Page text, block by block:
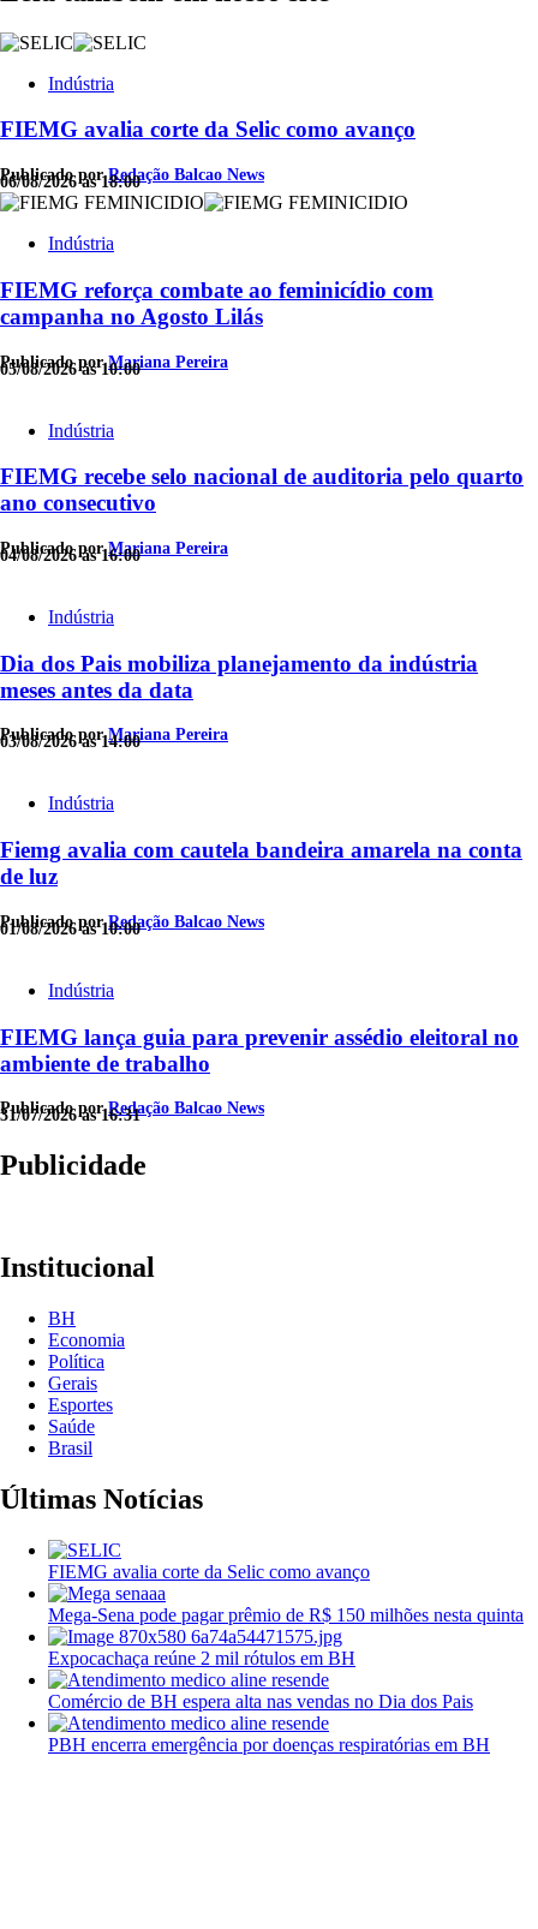
Indústria
FIEMG avalia corte da Selic como avanço
Publicado porRedação Balcao News
06/08/2026 às 18:00
Indústria
FIEMG reforça combate ao feminicídio com
campanha no Agosto Lilás
Publicado porMariana Pereira
05/08/2026 às 10:00
Indústria
FIEMG recebe selo nacional de auditoria pelo quarto
ano consecutivo
Publicado porMariana Pereira
04/08/2026 às 16:00
Indústria
Dia dos Pais mobiliza planejamento da indústria
meses antes da data
Publicado porMariana Pereira
03/08/2026 às 14:00
Indústria
Fiemg avalia com cautela bandeira amarela na conta
de luz
Publicado porRedação Balcao News
01/08/2026 às 10:00
Indústria
FIEMG lança guia para prevenir assédio eleitoral no
ambiente de trabalho
Publicado porRedação Balcao News
31/07/2026 às 16:31
Publicidade
Institucional
BH
Economia
Política
Gerais
Esportes
Saúde
Brasil
Últimas Notícias
FIEMG avalia corte da Selic como avanço
Mega-Sena pode pagar prêmio de R$ 150 milhões nesta quinta
Expocachaça reúne 2 mil rótulos em BH
Comércio de BH espera alta nas vendas no Dia dos Pais
PBH encerra emergência por doenças respiratórias em BH